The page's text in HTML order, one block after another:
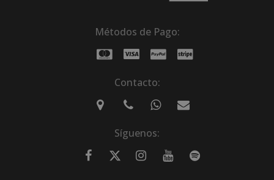
Métodos de Pago:
Contacto:
Síguenos: